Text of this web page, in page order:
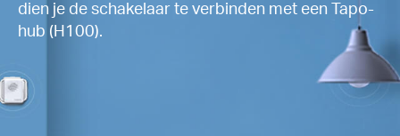
dien je de schakelaar te verbinden met een Tapo-
hub (H100).